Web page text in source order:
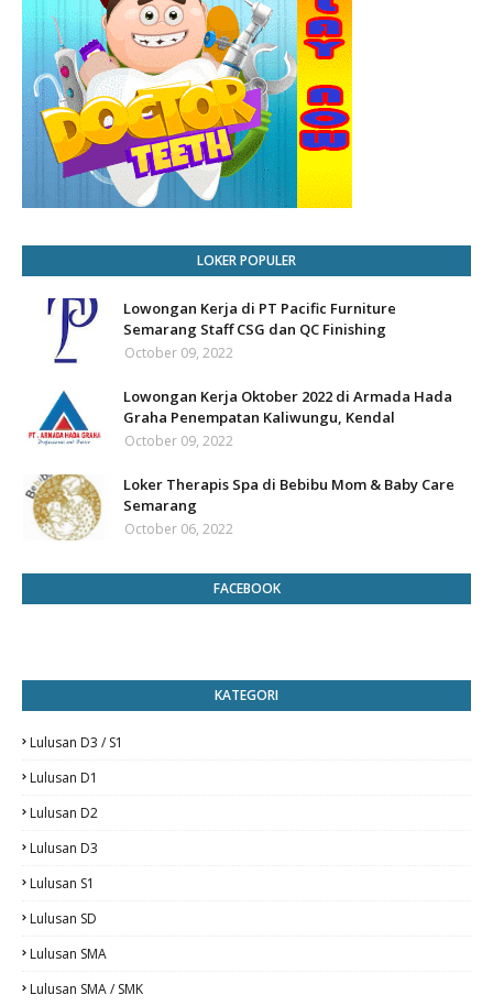
LOKER POPULER
Lowongan Kerja di PT Pacific Furniture
Semarang Staff CSG dan QC Finishing
October 09, 2022
Lowongan Kerja Oktober 2022 di Armada Hada
Graha Penempatan Kaliwungu, Kendal
October 09, 2022
Loker Therapis Spa di Bebibu Mom & Baby Care
Semarang
October 06, 2022
FACEBOOK
KATEGORI
Lulusan D3 / S1
Lulusan D1
Lulusan D2
Lulusan D3
Lulusan S1
Lulusan SD
Lulusan SMA
Lulusan SMA / SMK